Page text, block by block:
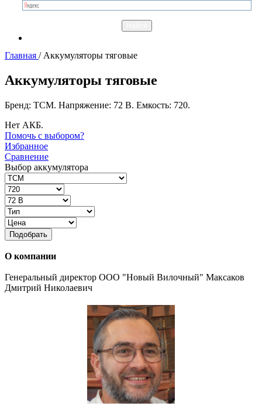
Главная / Аккумуляторы тяговые
Аккумуляторы тяговые
Бренд: TCM. Напряжение: 72 В. Емкость: 720.
Нет АКБ.
Помочь с выбором?
Избранное
Сравнение
Выбор аккумулятора
Подобрать
О компании
Генеральный директор ООО "Новый Вилочный" Максаков
Дмитрий Николаевич